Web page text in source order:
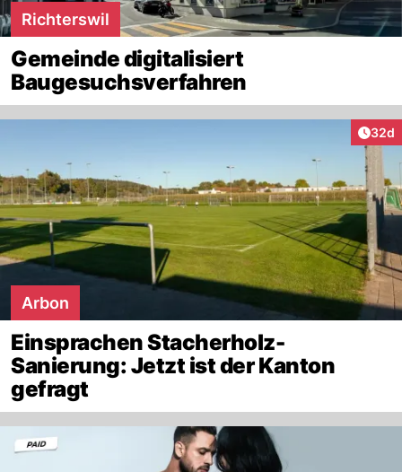
Richterswil
Gemeinde digitalisiert
Baugesuchsverfahren
32d
Arbon
Einsprachen Stacherholz-
Sanierung: Jetzt ist der Kanton
gefragt